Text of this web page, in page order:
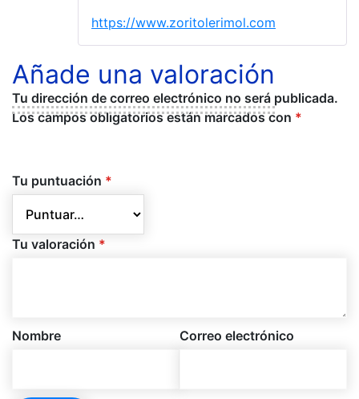
https://www.zoritolerimol.com
Añade una valoración
Tu dirección de correo electrónico no será publicada.
Los campos obligatorios están marcados con *
Tu puntuación *
Tu valoración *
Nombre Correo electrónico